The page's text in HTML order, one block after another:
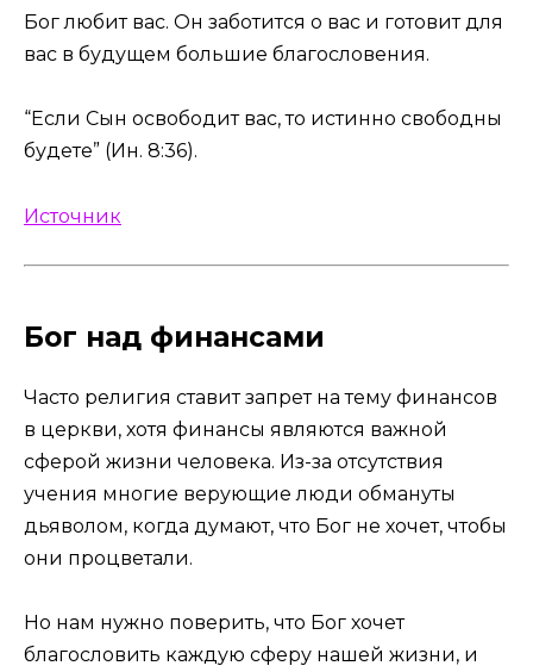
Бог любит вас. Он заботится о вас и готовит для
вас в будущем большие благословения.
“Если Сын освободит вас, то истинно свободны
будете” (Ин. 8:36).
Источник
Бог над финансами
Часто религия ставит запрет на тему финансов
в церкви, хотя финансы являются важной
сферой жизни человека. Из-за отсутствия
учения многие верующие люди обмануты
дьяволом, когда думают, что Бог не хочет, чтобы
они процветали.
Но нам нужно поверить, что Бог хочет
благословить каждую сферу нашей жизни, и